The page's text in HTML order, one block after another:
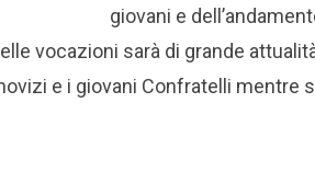
giovani e
vocazioni sarà di grande
e i giovani Confratelli mentre